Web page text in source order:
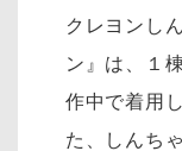
クレヨンし
ン』は、１
作中で着用
た、
しんち